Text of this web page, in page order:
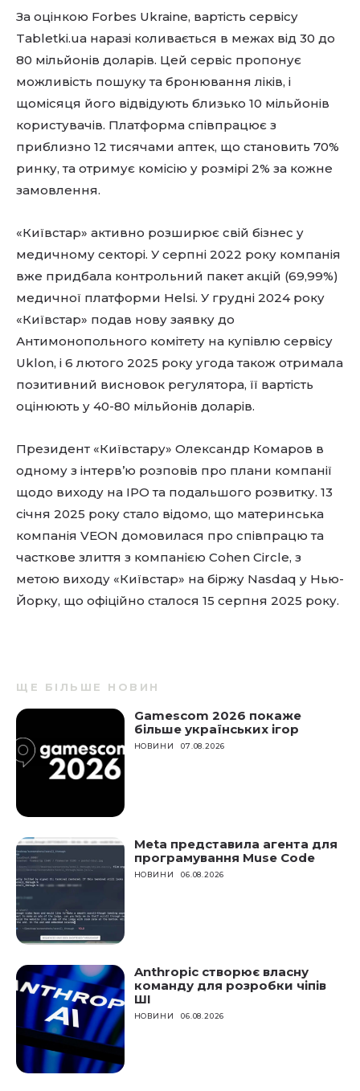
За оцінкою Forbes Ukraine, вартість сервісу
Tabletki.ua наразі коливається в межах від 30 до
80 мільйонів доларів. Цей сервіс пропонує
можливість пошуку та бронювання ліків, і
щомісяця його відвідують близько 10 мільйонів
користувачів. Платформа співпрацює з
приблизно 12 тисячами аптек, що становить 70%
ринку, та отримує комісію у розмірі 2% за кожне
замовлення.
«Київстар» активно розширює свій бізнес у
медичному секторі. У серпні 2022 року компанія
вже придбала контрольний пакет акцій (69,99%)
медичної платформи Helsi. У грудні 2024 року
«Київстар» подав нову заявку до
Антимонопольного комітету на купівлю сервісу
Uklon, і 6 лютого 2025 року угода також отримала
позитивний висновок регулятора, її вартість
оцінюють у 40-80 мільйонів доларів.
Президент «Київстару» Олександр Комаров в
одному з інтерв’ю розповів про плани компанії
щодо виходу на IPO та подальшого розвитку. 13
січня 2025 року стало відомо, що материнська
компанія VEON домовилася про співпрацю та
часткове злиття з компанією Cohen Circle, з
метою виходу «Київстар» на біржу Nasdaq у Нью-
Йорку, що офіційно сталося 15 серпня 2025 року.
ЩЕ БІЛЬШЕ НОВИН
Gamescom 2026 покаже
більше українських ігор
НОВИНИ 07.08.2026
Meta представила агента для
програмування Muse Code
НОВИНИ 06.08.2026
Anthropic створює власну
команду для розробки чіпів
ШІ
НОВИНИ 06.08.2026